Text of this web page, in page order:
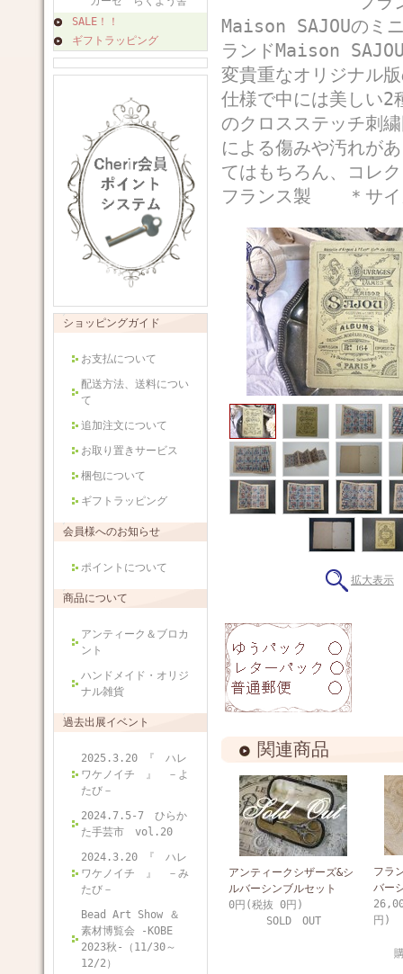
SALE！！
ギフトラッピング
ショッピングガイド
お支払について
配送方法、送料につい
て
追加注文について
お取り置きサービス
梱包について
ギフトラッピング
会員様へのお知らせ
ポイントについて
商品について
アンティーク＆ブロカ
ント
ハンドメイド・オリジ
ナル雑貨
過去出展イベント
2025.3.20 『 ハレ
ワケノイチ 』 －よ
たび－
2024.7.5-7 ひらか
た手芸市 vol.20
2024.3.20 『 ハレ
ワケノイチ 』 －み
たび－
Bead Art Show ＆
素材博覧会 -KOBE
2023秋-（11/30～
12/2）
Maison SAJOUのミ
ランドMaison
変貴重なオリジナル
仕様で中には美しい2
のクロスステッチ刺
による傷みや汚れが
てはもちろん、コレ
フランス製 ＊サ
拡大表示
関連商品
アンティークシザーズ&シ
ルバーシンブルセット
0円(税抜 0円)
SOLD OUT
フラ
バー
円)